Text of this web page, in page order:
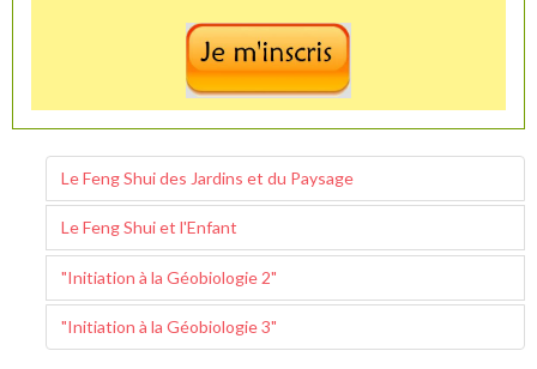
Le Feng Shui des Jardins et du Paysage
Le Feng Shui et l'Enfant
"Initiation à la Géobiologie 2"
"Initiation à la Géobiologie 3"